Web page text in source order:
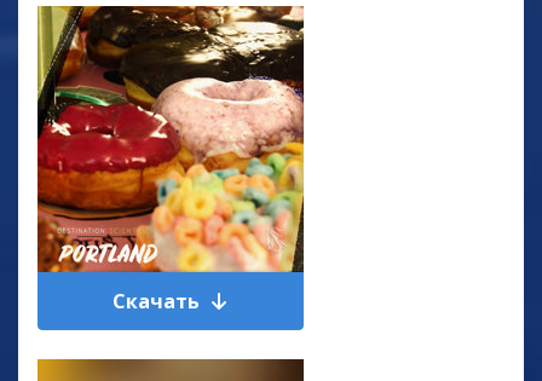
Скачать